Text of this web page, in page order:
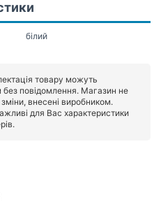
білий
товару можуть
повідомлення. Магазин не
зміни, внесені виробником.
для Вас характеристики